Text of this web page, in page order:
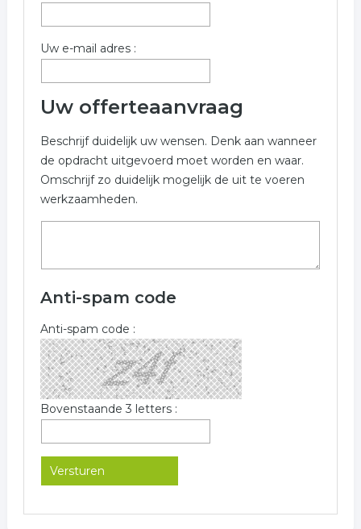
reclame internet online
Uw e-mail adres :
Uw offerteaanvraag
Beschrijf duidelijk uw wensen. Denk aan wanneer
de opdracht uitgevoerd moet worden en waar.
Omschrijf zo duidelijk mogelijk de uit te voeren
werkzaamheden.
Anti-spam code
Anti-spam code :
Bovenstaande 3 letters :